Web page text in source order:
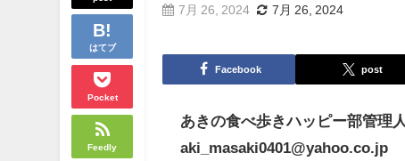
はてブ
Pocket
Feedly
7月 26, 2024 7月 26, 2024
Facebook post
あきの食べ歩きハッピー部管理人
aki_masaki0401@yahoo.co.jp